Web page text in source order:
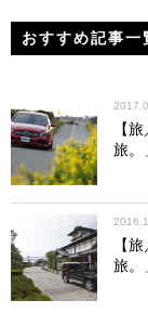
おすすめ記事一
【
旅。
【
旅。